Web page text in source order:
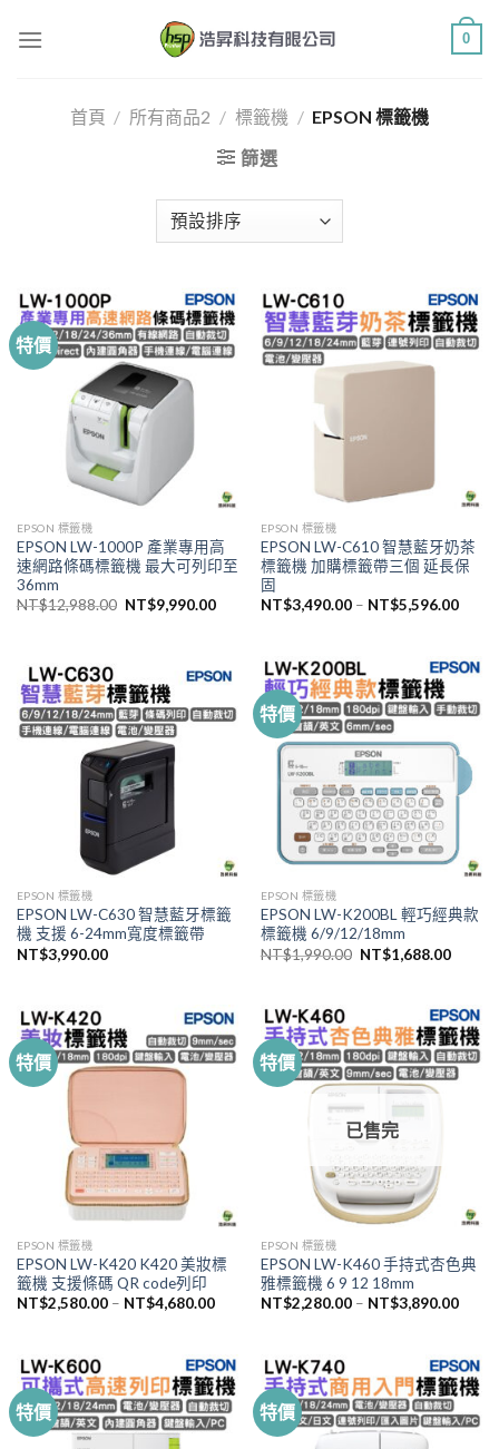
0
首頁 / 所有商品2 / 標籤機 / EPSON 標籤機
篩選
特價
EPSON 標籤機
EPSON LW-1000P 產業專用高
速網路條碼標籤機 最大可列印至
36mm
NT$12,988.00 原
NT$9,990.00目
NT$9,990.00。
EPSON 標籤機
EPSON LW-C610 智慧藍牙奶茶
標籤機 加購標籤帶三個 延長保
固
NT$3,490.00– NT$5,596.00
EPSON 標籤機
EPSON LW-C630 智慧藍牙標籤
機 支援 6-24mm寬度標籤帶
NT$3,990.00
特價
EPSON 標籤機
EPSON LW-K200BL 輕巧經典款
標籤機 6/9/12/18mm
NT$1,990.00 原
NT$1,990.00。
NT$1,688.00目
特價
EPSON 標籤機
EPSON LW-K420 K420 美妝標
籤機 支援條碼 QR code列印
NT$2,580.00– NT$4,680.00
特價
已售完
EPSON 標籤機
EPSON LW-K460 手持式杏色典
雅標籤機 6 9 12 18mm
NT$2,280.00– NT$3,890.00
特價 特價